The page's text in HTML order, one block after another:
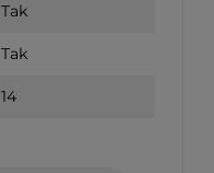
Tak
Tak
14